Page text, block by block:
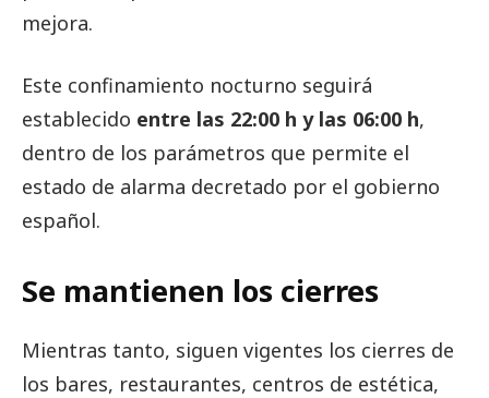
mejora.
Este confinamiento nocturno seguirá
establecido entre las 22:00 h y las 06:00 h,
dentro de los parámetros que permite el
estado de alarma decretado por el gobierno
español.
Se mantienen los cierres
Mientras tanto, siguen vigentes los cierres de
los bares, restaurantes, centros de estética,